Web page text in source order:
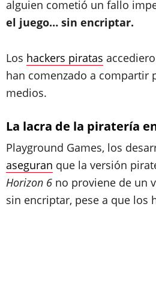
alguien cometió un fallo
el juego… sin encriptar.
Los hackers piratas
han comenzado a compartir
medios.
La lacra de la piratería
Playground Games, los
aseguran que la versión
Horizon 6 no proviene de un
sin encriptar, pese a que los